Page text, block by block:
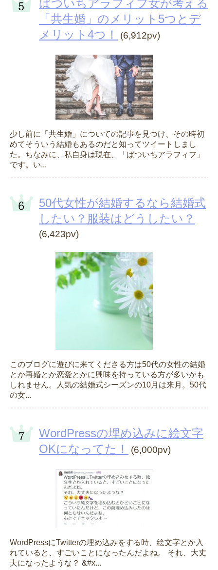
ばついちアラフィフ女が考える
「共生婚」のメリット5つとデ
メリット4つ！
(6,912pv)
少し前に「共生婚」についての記事を見つけ、その時初
めてそういう結婚もあるのだと知ってツイートしまし
た。ちなみに、私自身は現在、「ばついちアラフィフ」
です。い...
50代女性が結婚するなら結婚式
したい？服装はどうしたい？
(6,423pv)
このブログに遊びに来てくださる方は50代の女性の結婚
とか再婚とか恋愛とかに興味を持っている方が多いかも
しれません。人気の結婚式シーズンの10月は来月。50代
の女...
WordPressの埋め込みに絵文字
OKになってた！
(6,000pv)
WordPressにTwitterの埋め込みをする時、絵文字とか入
れていると、すごいことになったんだよね。 それ、大丈
夫になったような？ &#x...